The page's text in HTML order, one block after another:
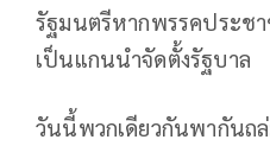
รัฐมนตรีหากพรรคประช
เป็นแกนนำจัดตั้งรัฐบาล
วันนี้พวกเดียวกันพากันถ